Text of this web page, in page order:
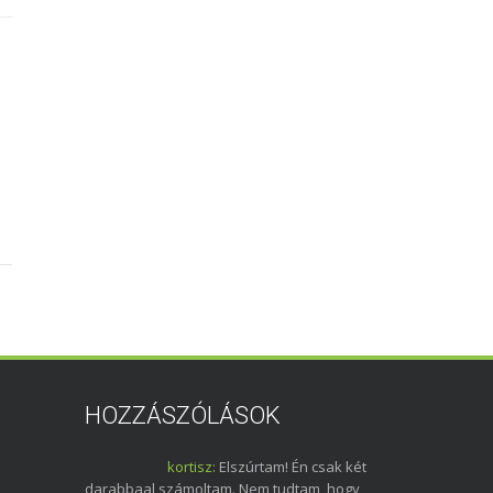
HOZZÁSZÓLÁSOK
kortisz: Elszúrtam! Én csak két
darabbaal számoltam. Nem tudtam, hogy